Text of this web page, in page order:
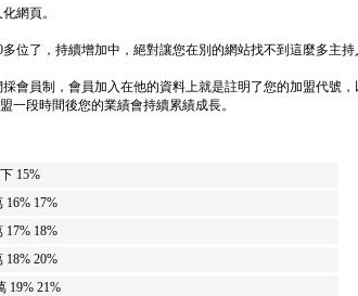
網頁。
位了，持續增加中，絕對讓您在別的網站找不到這麼多主持
會員制，會員加入在他的資料上就是註明了您的加盟代號，
一段時間後您的業績會持續累績成長。
15%
16% 17%
17% 18%
18% 20%
19% 21%